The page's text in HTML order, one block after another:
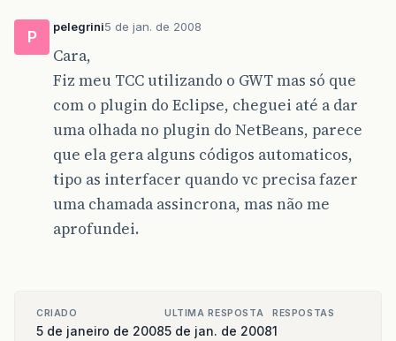
P
pelegrini5 de jan. de 2008
Cara,
Fiz meu TCC utilizando o GWT mas só que
com o plugin do Eclipse, cheguei até a dar
uma olhada no plugin do NetBeans, parece
que ela gera alguns códigos automaticos,
tipo as interfacer quando vc precisa fazer
uma chamada assincrona, mas não me
aprofundei.
CRIADO
5 de janeiro de 2008
ULTIMA RESPOSTA
5 de jan. de 2008
RESPOSTAS
1